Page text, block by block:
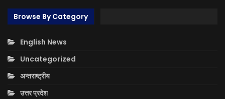
Browse By Category
English News
Uncategorized
अन्तराष्ट्रीय
उत्तर प्रदेश